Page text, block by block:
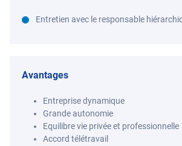
Entretien avec le responsable
Avantages
Entreprise dynamique
Grande autonomie
Equilibre vie privée et professionnelle
Accord télétravail